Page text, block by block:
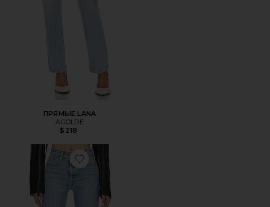
ПРЯМЫЕ LANA
AGOLDE
$218
Favorite ПРЯМЫЕ 501